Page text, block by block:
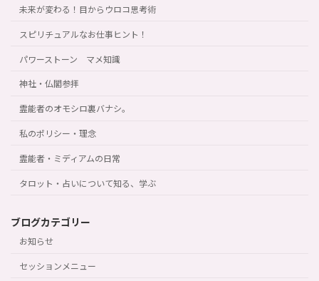
未来が変わる！目からウロコ思考術
スピリチュアルなお仕事ヒント！
パワーストーン マメ知識
神社・仏閣参拝
霊能者のオモシロ裏バナシ。
私のポリシー・理念
霊能者・ミディアムの日常
タロット・占いについて知る、学ぶ
ブログカテゴリー
お知らせ
セッションメニュー